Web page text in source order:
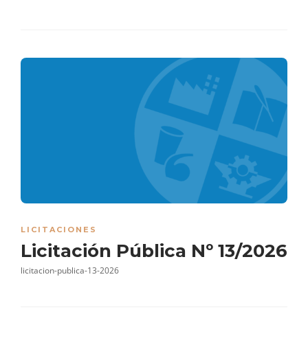
LICITACIONES
Licitación Pública Nº 13/2026
licitacion-publica-13-2026